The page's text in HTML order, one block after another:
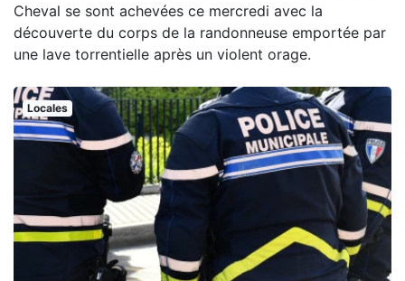
Cheval se sont achevées ce mercredi avec la
découverte du corps de la randonneuse emportée par
une lave torrentielle après un violent orage.
Locales